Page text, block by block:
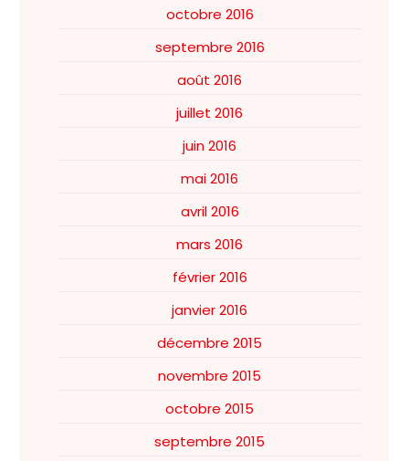
octobre 2016
septembre 2016
août 2016
juillet 2016
juin 2016
mai 2016
avril 2016
mars 2016
février 2016
janvier 2016
décembre 2015
novembre 2015
octobre 2015
septembre 2015